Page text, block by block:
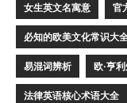
女生英文名寓意 官
必知的欧美文化常识大
易混词辨析 欧·亨
法律英语核心术语大全